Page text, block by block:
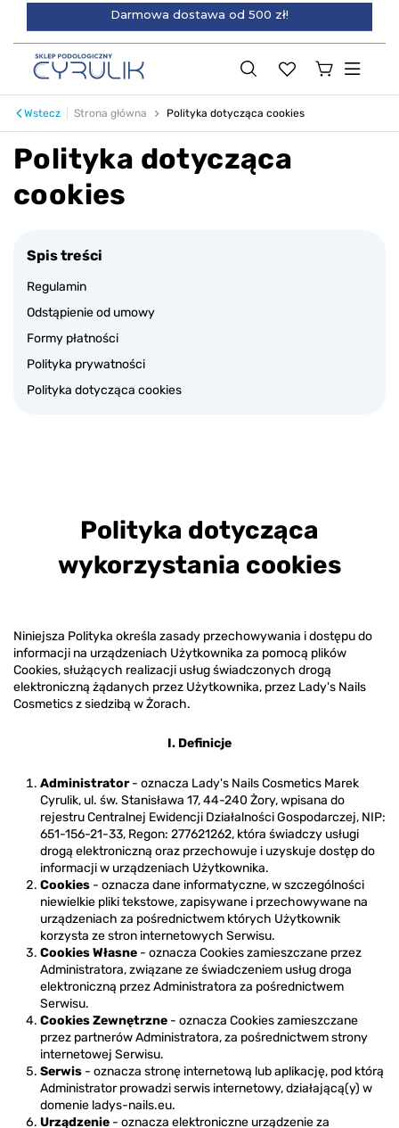
Darmowa dostawa od 500 zł!
Wstecz Strona główna Polityka dotycząca cookies
Polityka dotycząca
cookies
Spis treści
Regulamin
Odstąpienie od umowy
Formy płatności
Polityka prywatności
Polityka dotycząca cookies
Polityka dotycząca
wykorzystania cookies
Niniejsza Polityka określa zasady przechowywania i dostępu do
informacji na urządzeniach Użytkownika za pomocą plików
Cookies, służących realizacji usług świadczonych drogą
elektroniczną żądanych przez Użytkownika, przez Lady's Nails
Cosmeticsz siedzibą w Żorach.
I. Definicje
Administrator- oznacza Lady's Nails Cosmetics Marek
Cyrulik, ul. św. Stanisława 17, 44-240 Żory, wpisana do
rejestru Centralnej Ewidencji Działalności Gospodarczej, NIP:
651-156-21-33, Regon: 277621262, która świadczy usługi
drogą elektroniczną oraz przechowuje i uzyskuje dostęp do
informacji w urządzeniach Użytkownika.
Cookies - oznacza dane informatyczne, w szczególności
niewielkie pliki tekstowe, zapisywane i przechowywane na
urządzeniach za pośrednictwem których Użytkownik
korzysta ze stron internetowych Serwisu.
Cookies Własne - oznacza Cookies zamieszczane przez
Administratora, związane ze świadczeniem usług droga
elektroniczną przez Administratora za pośrednictwem
Serwisu.
Cookies Zewnętrzne - oznacza Cookies zamieszczane
przez partnerów Administratora, za pośrednictwem strony
internetowej Serwisu.
Serwis - oznacza stronę internetową lub aplikację, pod którą
Administrator prowadzi serwis internetowy, działającą(y) w
domenie ladys-nails.eu.
Urządzenie - oznacza elektroniczne urządzenie za